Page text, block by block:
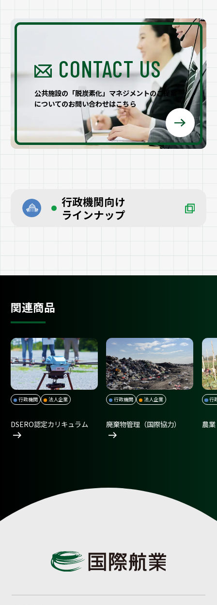
CONTACT US
公共施設の「脱炭素化」マネジメントのご提案
についてのお問い合わせはこちら
行政機関向け
ラインナップ
関連商品
行政機関 法人企業
DSERO認定カリキュラム
行政機関 法人企業
廃棄物管理（国際協力）
行
農